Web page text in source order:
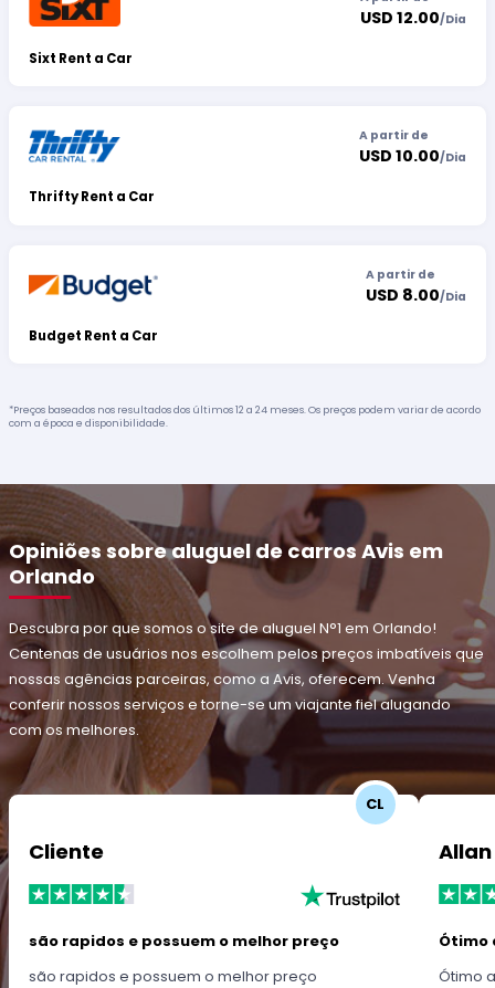
Sixt Rent a Car
USD 12.00/Dia
Thrifty Rent a Car
A partir de
USD 10.00/Dia
Budget Rent a Car
A partir de
USD 8.00/Dia
*Preços baseados nos resultados dos últimos 12 a 24 meses. Os preços podem variar de acordo
com a época e disponibilidade.
Opiniões sobre aluguel de carros Avis em
Orlando
Descubra por que somos o site de aluguel N°1 em Orlando!
Centenas de usuários nos escolhem pelos preços imbatíveis que
nossas agências parceiras, como a Avis, oferecem. Venha
conferir nossos serviços e torne-se um viajante fiel alugando
com os melhores.
CL
Cliente
são rapidos e possuem o melhor preço
são rapidos e possuem o melhor preço
Allan
Ótimo
Ótimo